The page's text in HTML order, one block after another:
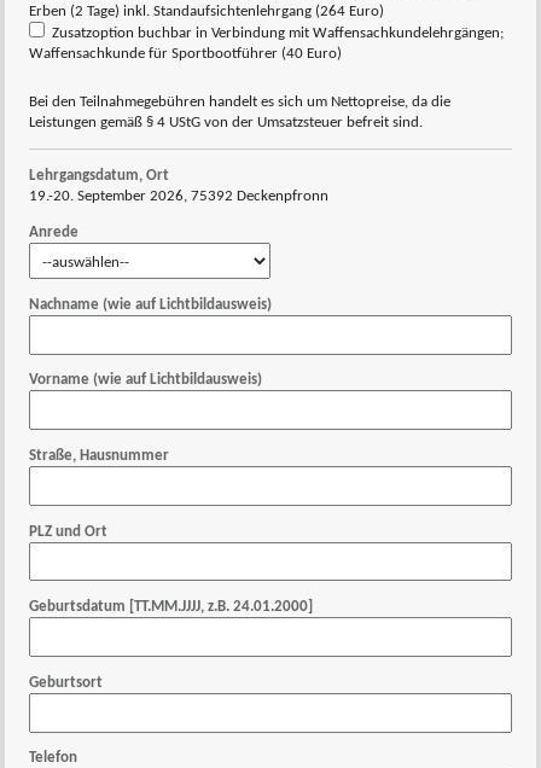
Erben (2 Tage) inkl. Standaufsichtenlehrgang (264 Euro)
Zusatzoption buchbar in Verbindung mit Waffensachkundelehrgängen;
Waffensachkunde für Sportbootführer (40 Euro)
Bei den Teilnahmegebühren handelt es sich um Nettopreise, da die
Leistungen gemäß § 4 UStG von der Umsatzsteuer befreit sind.
Lehrgangsdatum, Ort
19.-20. September 2026, 75392 Deckenpfronn
Anrede
Nachname (wie auf Lichtbildausweis)
Vorname (wie auf Lichtbildausweis)
Straße, Hausnummer
PLZ und Ort
Geburtsdatum [TT.MM.JJJJ, z.B. 24.01.2000]
Geburtsort
Telefon